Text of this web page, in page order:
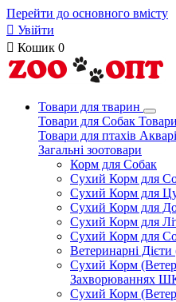
Перейти до основного вмісту
 Увійти
 Кошик 0
Товари для тварин
Товари для Собак
Товари для птахів
Загальні зоотовари
Корм для Собак
Сухий Корм для
Сухий Корм для
Сухий Корм для
Сухий Корм для
Сухий Корм для
Ветеринарні
Сухий Корм
Захворюваннях
Сухий Корм